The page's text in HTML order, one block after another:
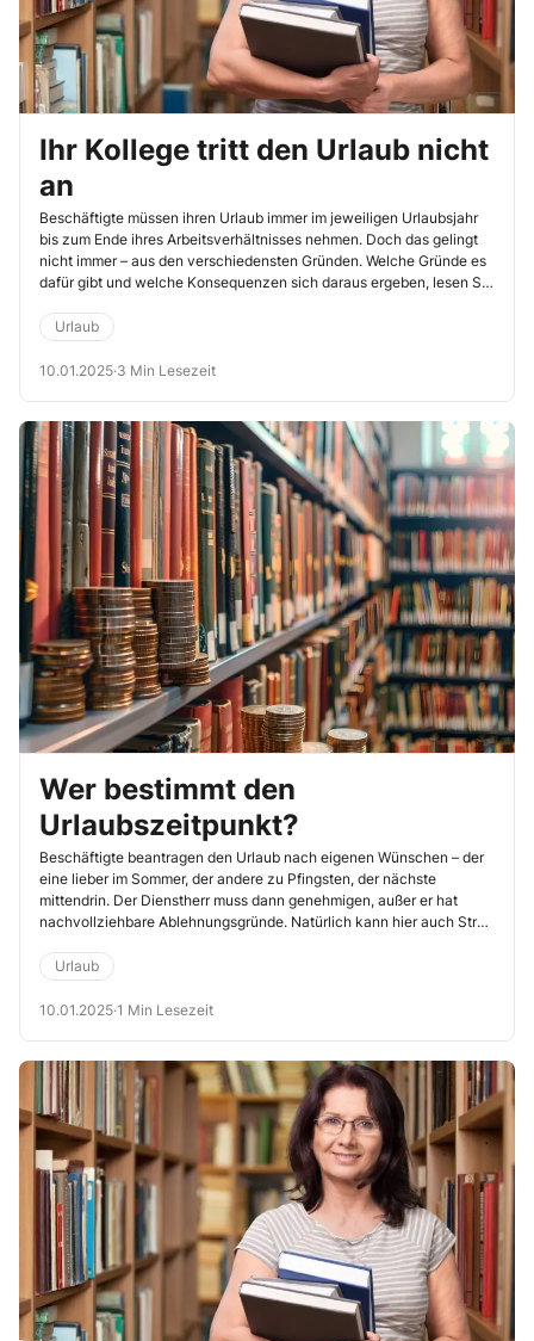
Ihr Kollege tritt den Urlaub nicht
an
Beschäftigte müssen ihren Urlaub immer im jeweiligen Urlaubsjahr
bis zum Ende ihres Arbeitsverhältnisses nehmen. Doch das gelingt
nicht immer – aus den verschiedensten Gründen. Welche Gründe es
dafür gibt und welche Konsequenzen sich daraus ergeben, lesen Sie
Urlaub
10.01.2025·3 Min Lesezeit
Wer bestimmt den
Urlaubszeitpunkt?
Beschäftigte beantragen den Urlaub nach eigenen Wünschen – der
eine lieber im Sommer, der andere zu Pfingsten, der nächste
mittendrin. Der Dienstherr muss dann genehmigen, außer er hat
nachvollziehbare Ablehnungsgründe. Natürlich kann hier auch Streit
behalten: Eine Selbstbeurlaubung darf nicht erfolgen. Diese könnte
fatale Folgen haben.
Urlaub
10.01.2025·1 Min Lesezeit